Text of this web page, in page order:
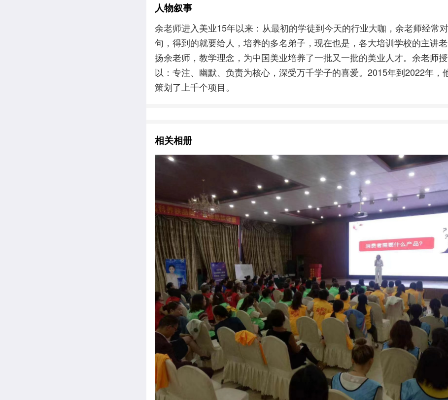
人物叙事
余老师进入美业15年以来：从最初的学徒到今天的行业大咖，余老师经常
句，得到的就要给人，培养的多名弟子，现在也是，各大培训学校的主讲
扬余老师，教学理念，为中国美业培养了一批又一批的美业人才。余老师
以：专注、幽默、负责为核心，深受万千学子的喜爱。2015年到2022年，
策划了上千个项目。
相关相册